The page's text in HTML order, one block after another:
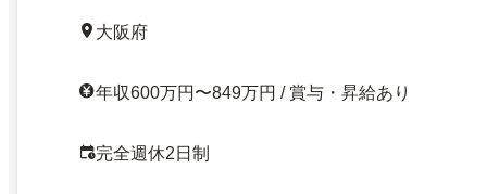
大阪府
年収600万円〜849万円 / 賞与・昇給あり
完全週休2日制